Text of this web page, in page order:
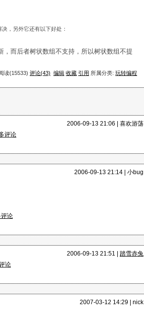
，另外它还有以下好处：
而后者树状数组不支持，所以树状数组不提
读(15533) 评论(43) 编辑 收藏 引用 所属分类: 玩转编程
2006-09-13 21:06 | 喜欢游荡
评论
2006-09-13 21:14 | 小bug
论
2006-09-13 21:51 | 踏雪赤兔
论
2007-03-12 14:29 | nick